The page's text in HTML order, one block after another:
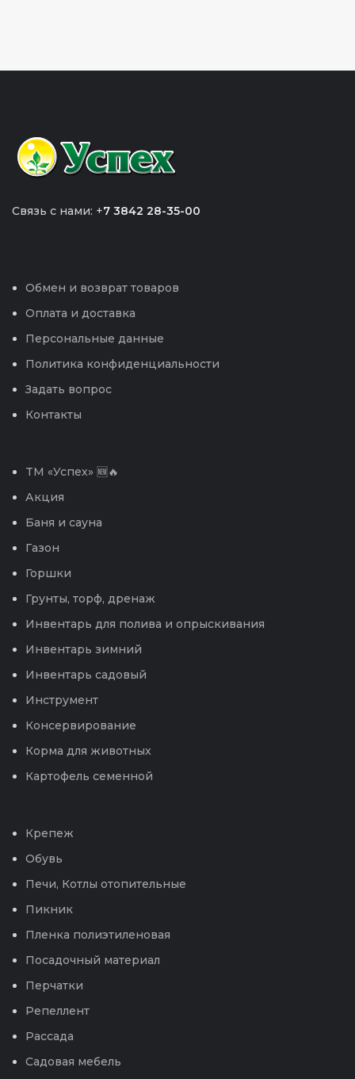
Связь с нами: +7 3842 28-35-00
Обмен и возврат товаров
Оплата и доставка
Персональные данные
Политика конфиденциальности
Задать вопрос
Контакты
TM «Успех» 🆕🔥
Акция
Баня и сауна
Газон
Горшки
Грунты, торф, дренаж
Инвентарь для полива и опрыскивания
Инвентарь зимний
Инвентарь садовый
Инструмент
Консервирование
Корма для животных
Картофель семенной
Крепеж
Обувь
Печи, Котлы отопительные
Пикник
Пленка полиэтиленовая
Посадочный материал
Перчатки
Репеллент
Рассада
Садовая мебель